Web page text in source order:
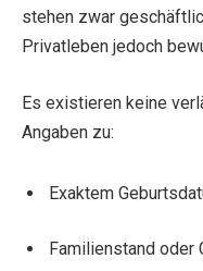
stehen zwar
Privatleben jedoch
Es existieren keine
Angaben zu:
Exaktem
Familienstand oder